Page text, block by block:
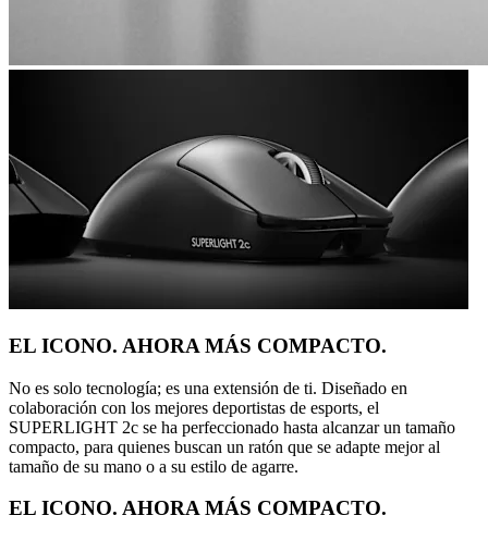
EL ICONO. AHORA MÁS COMPACTO.
No es solo tecnología; es una extensión de ti. Diseñado en
colaboración con los mejores deportistas de esports, el
SUPERLIGHT 2c se ha perfeccionado hasta alcanzar un tamaño
compacto, para quienes buscan un ratón que se adapte mejor al
tamaño de su mano o a su estilo de agarre.
EL ICONO. AHORA MÁS COMPACTO.